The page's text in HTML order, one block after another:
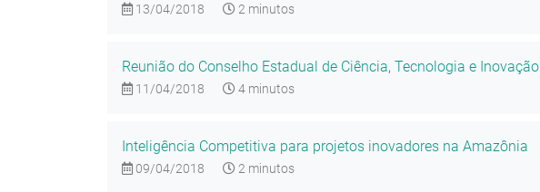
13/04/2018 2 minutos
Reunião do Conselho Estadual de Ciência, Tecnologia e Inovação
11/04/2018 4 minutos
Inteligência Competitiva para projetos inovadores na Amazônia
09/04/2018 2 minutos